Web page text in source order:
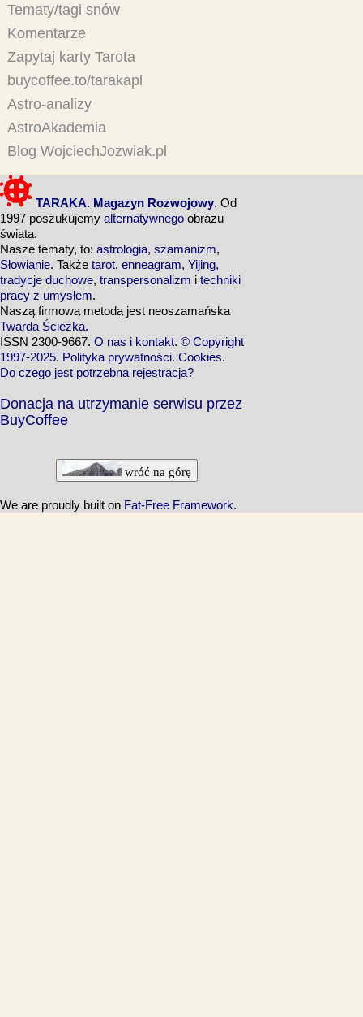
Tematy/tagi snów
Komentarze
Zapytaj karty Tarota
buycoffee.to/tarakapl
Astro-analizy
AstroAkademia
Blog WojciechJozwiak.pl
TARAKA. Magazyn Rozwojowy. Od
1997 poszukujemy alternatywnego obrazu
świata.
Nasze tematy, to: astrologia, szamanizm,
Słowianie. Także tarot, enneagram, Yijing,
tradycje duchowe, transpersonalizm i techniki
pracy z umysłem.
Naszą firmową metodą jest neoszamańska
Twarda Ścieżka.
ISSN 2300-9667. O nas i kontakt. © Copyright
1997-2025. Polityka prywatności. Cookies.
Do czego jest potrzebna rejestracja?
Donacja na utrzymanie serwisu przez
BuyCoffee
wróć na górę
We are proudly built on Fat-Free Framework.